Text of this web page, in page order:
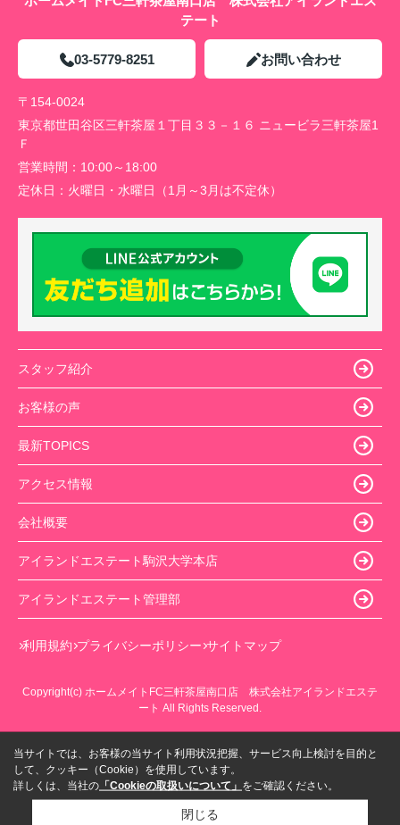
テート
03-5779-8251 お問い合わせ
〒154-0024
東京都世田谷区三軒茶屋１丁目３３－１６ ニュービラ三軒茶屋1
Ｆ
営業時間： 10:00～18:00
定休日： 火曜日・水曜日（1月～3月は不定休）
スタッフ紹介
お客様の声
最新TOPICS
アクセス情報
会社概要
アイランドエステート駒沢大学本店
アイランドエステート管理部
利用規約 プライバシーポリシー サイトマップ
Copyright(c) ホームメイトFC三軒茶屋南口店 株式会社アイランドエステ
ート All Rights Reserved.
当サイトでは、お客様の当サイト利用状況把握、サービス向上検討を目的と
して、クッキー（Cookie）を使用しています。
詳しくは、当社の 「Cookieの取扱いについて」 をご確認ください。
閉じる